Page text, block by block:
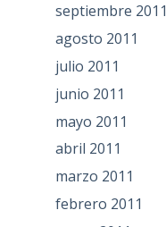
septiembre 2011
agosto 2011
julio 2011
junio 2011
mayo 2011
abril 2011
marzo 2011
febrero 2011